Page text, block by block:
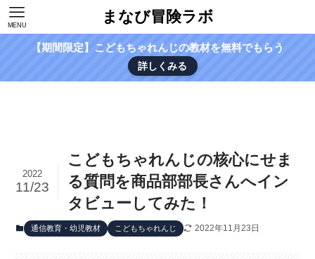
まなび冒険ラボ
MENU
【期間限定】こどもちゃれんじの教材を無料でもらう
詳しくみる
こどもちゃれんじの核心にせま
る質問を商品部部長さんへイン
タビューしてみた！
2022
11/23
通信教育・幼児教材 こどもちゃれんじ 2022年11月23日